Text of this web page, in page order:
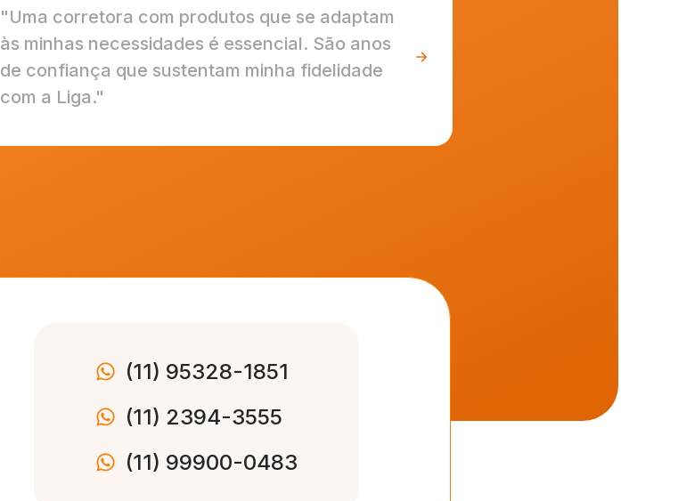
"Uma corretora com produtos que se adaptam
às minhas necessidades é essencial. São anos
de confiança que sustentam minha fidelidade
com a Liga."
(11) 95328-1851
(11) 2394-3555
(11) 99900-0483